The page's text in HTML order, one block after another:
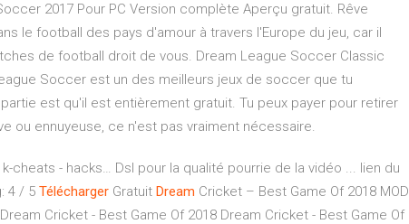
2017 Pour PC Version complète Aperçu gratuit. Rêve
le football des pays d'amour à travers l'Europe du jeu, car il
de football droit de vous. Dream League Soccer Classic
Soccer est un des meilleurs jeux de soccer que tu
est qu'il est entièrement gratuit. Tu peux payer pour retirer
ou ennuyeuse, ce n'est pas vraiment nécessaire.
k-cheats - hacks… Dsl pour la qualité pourrie de la vidéo ... lien du
4 / 5 Télécharger Gratuit Dream Cricket – Best Game Of 2018 MOD
Cricket - Best Game Of 2018 Dream Cricket - Best Game Of